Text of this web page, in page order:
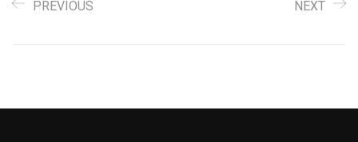
PREVIOUS NEXT